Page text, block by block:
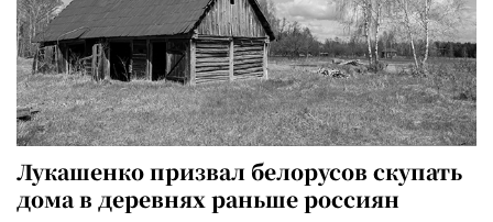
Лукашенко призвал белорусов скупать
дома в деревнях раньше россиян